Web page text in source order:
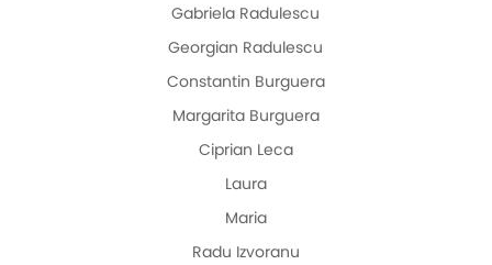
Gabriela Radulescu
Georgian Radulescu
Constantin Burguera
Margarita Burguera
Ciprian Leca
Laura
Maria
Radu Izvoranu